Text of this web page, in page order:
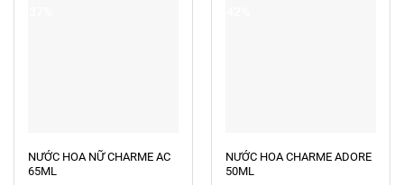
NƯỚC HOA NỮ CHARME AC
65ML
NƯỚC HOA CHARME ADORE
50ML